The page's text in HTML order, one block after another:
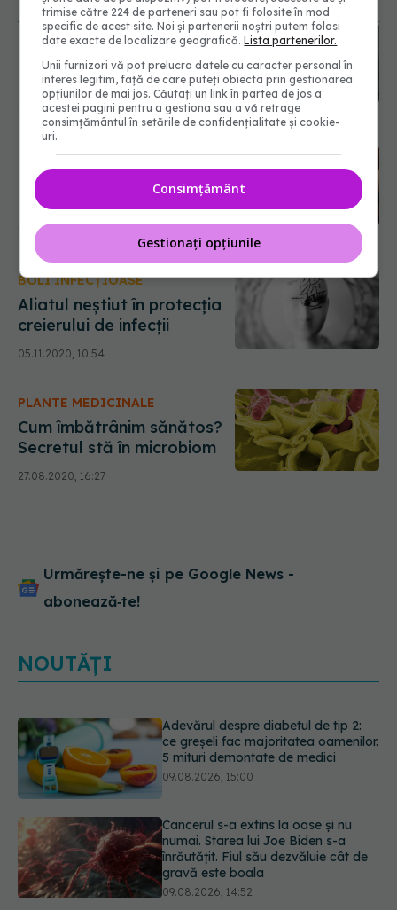
FRUMUSEȚE
Iaurt: efectul nebănuit pe
care îl are asupra creierului
21.01.2022, 16:00
DIETĂ & DETOX
Postul, luat în calcul ca
terapie posibilă în tratarea
unor infecții. Ce spune
studiul științific
16.08.2021, 23:32
BOLI INFECȚIOASE
Aliatul neștiut în protecția
creierului de infecții
05.11.2020, 10:54
PLANTE MEDICINALE
Cum îmbătrânim sănătos?
Secretul stă în microbiom
27.08.2020, 16:27
Urmărește-ne și pe Google News -
abonează‑te!
NOUTĂȚI
Cancerul s-a extins la oase și nu
numai. Starea lui Joe Biden s-a
înrăutățit. Fiul său dezvăluie cât de
gravă este boala
Prof. univ. dr. Cătălina Poiană (CMR),
avertisment după ambulanța
atacată în Cluj: Fake news-ul nu
este inofensiv
09.08.2026, 14:05
trimise către 224 de parteneri sau pot fi folosite în mod
specific de acest site. Noi și partenerii noștri putem folosi
date exacte de localizare geografică.Lista partenerilor.
Unii furnizori vă pot prelucra datele cu caracter personal în
interes legitim, față de care puteți obiecta prin gestionarea
opțiunilor de mai jos. Căutați un link în partea de jos a
acestei pagini pentru a gestiona sau a vă retrage
consimțământul în setările de confidențialitate și cookie-
uri.
Consimțământ
Gestionați opțiunile